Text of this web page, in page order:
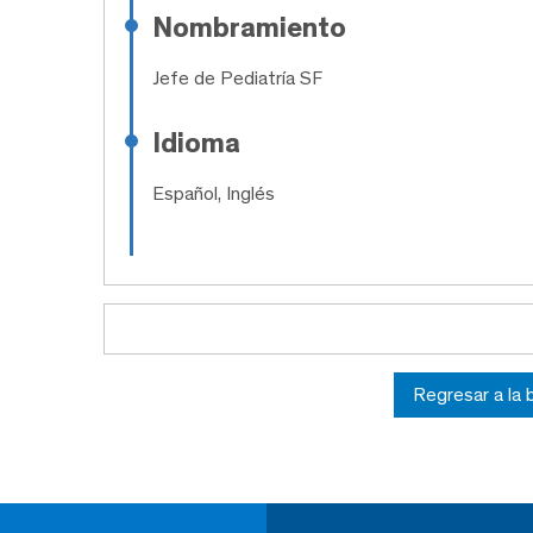
Nombramiento
Jefe de Pediatría SF
Idioma
Español, Inglés
Regresar a la